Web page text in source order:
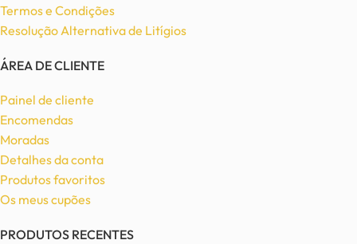
Termos e Condições
Resolução Alternativa de Litígios
ÁREA DE CLIENTE
Painel de cliente
Encomendas
Moradas
Detalhes da conta
Produtos favoritos
Os meus cupões
PRODUTOS RECENTES